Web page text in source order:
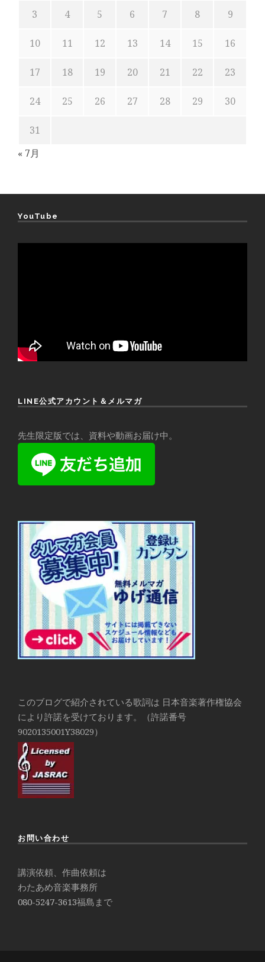
3 4 5 6 7 8 9
10 11 12 13 14 15 16
17 18 19 20 21 22 23
24 25 26 27 28 29 30
31
« 7月
YouTube
LINE公式アカウント＆メルマガ
先生限定版では、資料や動画お届け中。
このブログで紹介されている歌詞は 日本音楽著作権協会
により許諾を受けております。（許諾番号
9020135001Y38029）
お問い合わせ
講演依頼、作曲依頼は
わたあめ音楽事務所
080-5247-3613福島まで